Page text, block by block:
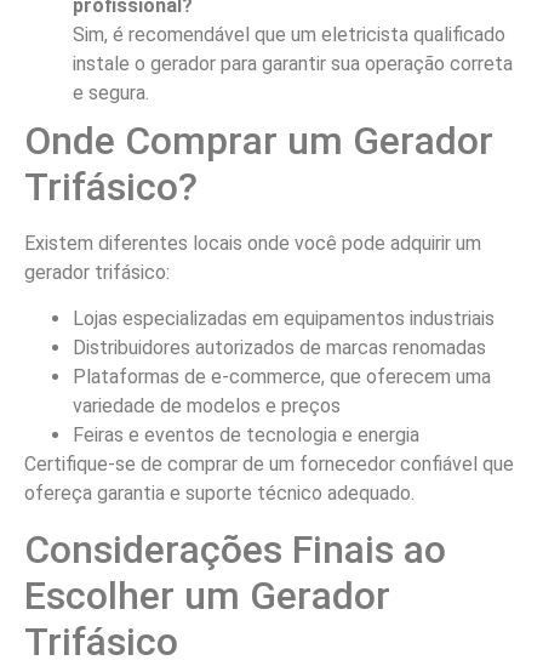
profissional?
Sim, é recomendável que um eletricista qualificado
instale o gerador para garantir sua operação correta
e segura.
Onde Comprar um Gerador
Trifásico?
Existem diferentes locais onde você pode adquirir um
gerador trifásico:
Lojas especializadas em equipamentos industriais
Distribuidores autorizados de marcas renomadas
Plataformas de e-commerce, que oferecem uma
variedade de modelos e preços
Feiras e eventos de tecnologia e energia
Certifique-se de comprar de um fornecedor confiável que
ofereça garantia e suporte técnico adequado.
Considerações Finais ao
Escolher um Gerador
Trifásico